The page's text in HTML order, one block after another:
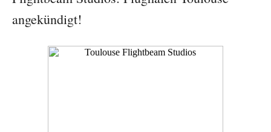
angekündigt!